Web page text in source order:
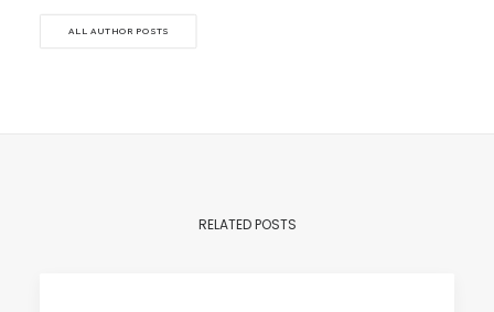
ALL AUTHOR POSTS
RELATED POSTS